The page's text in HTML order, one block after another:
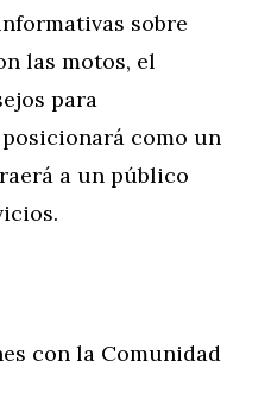
sobre
las motos, el
para
como un
a un público
con la Comunidad